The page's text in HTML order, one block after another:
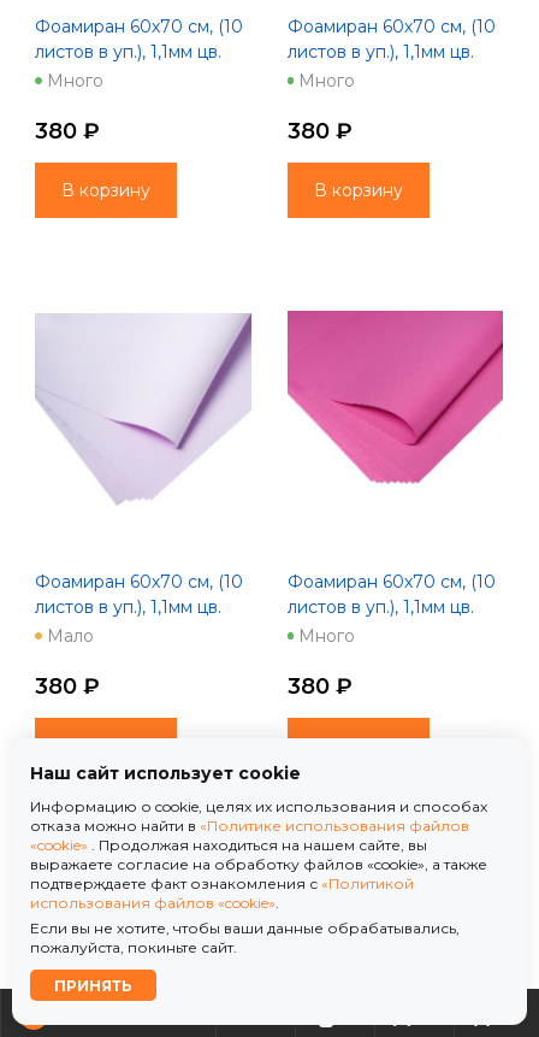
Фоамиран 60х70 см, (10
листов в уп.), 1,1мм цв.
коричневый
Много
380 ₽
В корзину
Фоамиран 60х70 см, (10
листов в уп.), 1,1мм цв.
красный
Много
380 ₽
В корзину
Фоамиран 60х70 см, (10
листов в уп.), 1,1мм цв.
лаванда
Мало
380 ₽
В корзину
Фоамиран 60х70 см, (10
листов в уп.), 1,1мм цв.
малиновый
Много
380 ₽
В корзину
Наш сайт использует cookie
Информацию о cookie, целях их использования и способах
отказа можно найти в «Политике использования файлов
«cookie» . Продолжая находиться на нашем сайте, вы
выражаете согласие на обработку файлов «cookie», а также
подтверждаете факт ознакомления с «Политикой
использования файлов «cookie».
Если вы не хотите, чтобы ваши данные обрабатывались,
пожалуйста, покиньте сайт.
ПРИНЯТЬ